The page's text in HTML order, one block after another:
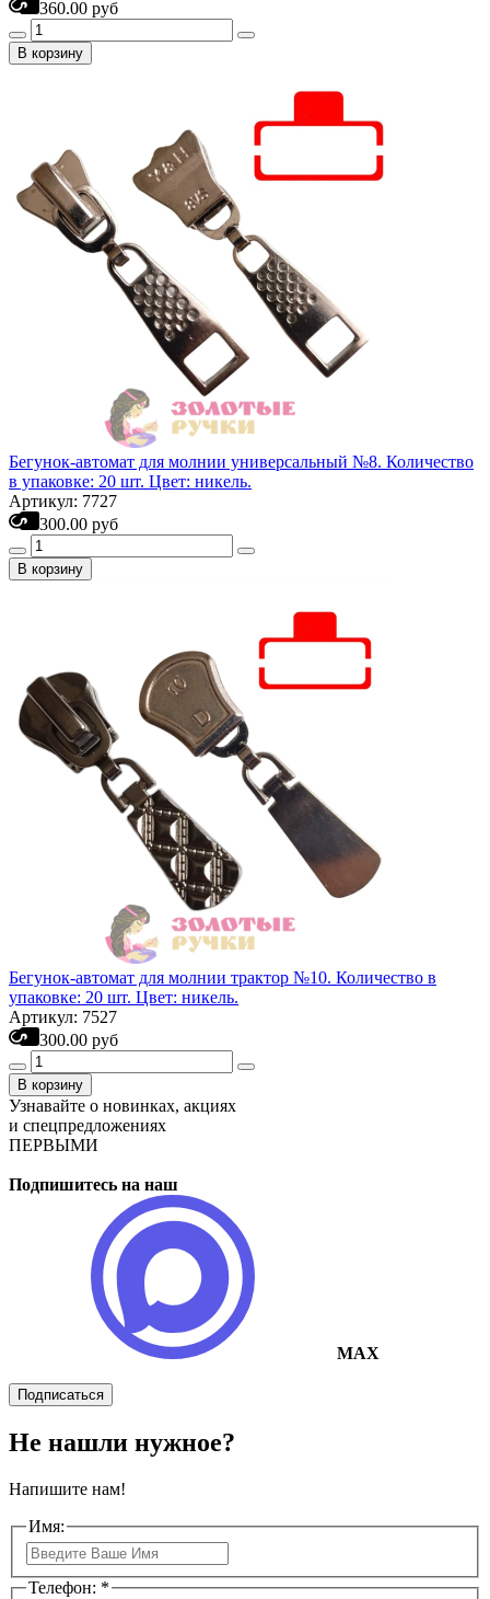
360.00 руб
В корзину
Бегунок-автомат для молнии универсальный №8. Количество
в упаковке: 20 шт. Цвет: никель.
Артикул: 7727
300.00 руб
В корзину
Бегунок-автомат для молнии трактор №10. Количество в
упаковке: 20 шт. Цвет: никель.
Артикул: 7527
300.00 руб
В корзину
Узнавайте о новинках, акциях
и спецпредложениях
ПЕРВЫМИ
Подпишитесь на наш
MAX
Подписаться
Не нашли нужное?
Напишите нам!
Имя:
Телефон: *